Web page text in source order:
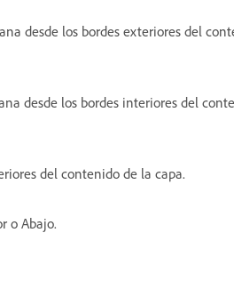
desde los bordes exteriores del
desde los bordes interiores del
del contenido de la capa.
o Abajo.